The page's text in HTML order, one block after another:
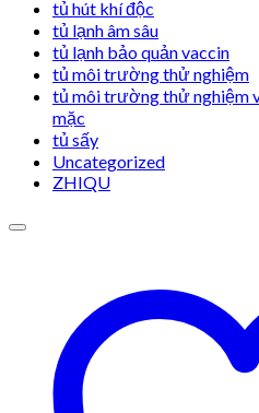
tủ hút khí độc
tủ lạnh âm sâu
tủ lạnh bảo quản vaccin
tủ môi trường thử nghiệm
tủ môi trường thử nghiệm
mặc
tủ sấy
Uncategorized
ZHIQU